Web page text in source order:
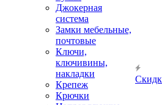
Джокерная
система
Замки мебельные,
почтовые
Ключи,
ключивины,
накладки
Крепеж
Крючки